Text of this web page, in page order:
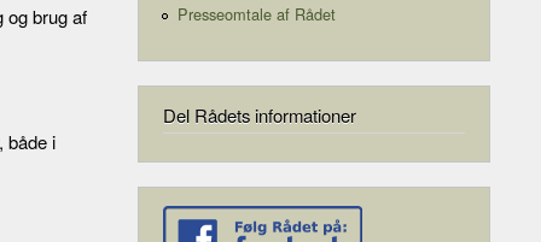
og brug af
både i
Presseomtale af Rådet
Del Rådets informationer